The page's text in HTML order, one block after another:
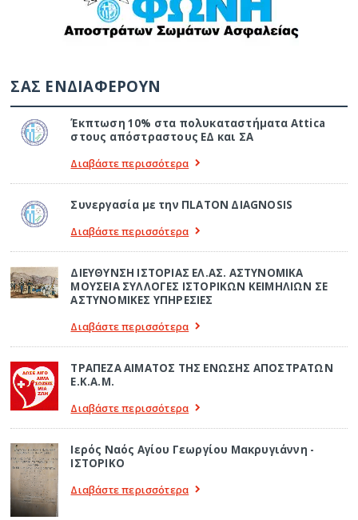
ΣΑΣ ΕΝΔΙΑΦΕΡΟΥΝ
Έκπτωση 10% στα πολυκαταστήματα Attica
στους απόστραστους ΕΔ και ΣΑ
Διαβάστε περισσότερα
Συνεργασία με την ΠLATON ΔIAGNOSIS
Διαβάστε περισσότερα
ΔΙΕΥΘΥΝΣΗ ΙΣΤΟΡΙΑΣ ΕΛ.ΑΣ. ΑΣΤΥΝΟΜΙΚΑ
ΜΟΥΣΕΙΑ ΣΥΛΛΟΓΕΣ ΙΣΤΟΡΙΚΩΝ ΚΕΙΜΗΛΙΩΝ ΣΕ
ΑΣΤΥΝΟΜΙΚΕΣ ΥΠΗΡΕΣΙΕΣ
Διαβάστε περισσότερα
ΤΡΑΠΕΖΑ ΑΙΜΑΤΟΣ ΤΗΣ ΕΝΩΣΗΣ ΑΠΟΣΤΡΑΤΩΝ
Ε.Κ.Α.Μ.
Διαβάστε περισσότερα
Ιερός Ναός Αγίου Γεωργίου Μακρυγιάννη -
ΙΣΤΟΡΙΚΟ
Διαβάστε περισσότερα